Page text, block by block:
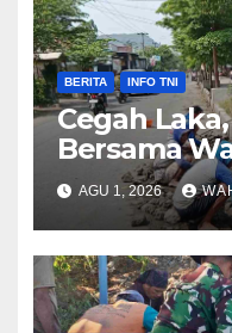
BERITA INFO TNI
Cegah
Bersama
Gotong
Jalan
AGU 1, 2026